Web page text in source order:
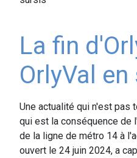
La fin
OrlyVal
Une actualité qui n'est pas
qui est la conséquence de
de la ligne de métro 14 à
ouvert le 24 juin 2024, a